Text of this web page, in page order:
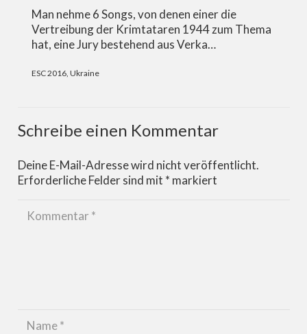
Man nehme 6 Songs, von denen einer die
Vertreibung der Krimtataren 1944 zum Thema
hat, eine Jury bestehend aus Verka…
ESC 2016, Ukraine
Schreibe einen Kommentar
Deine E-Mail-Adresse wird nicht veröffentlicht.
Erforderliche Felder sind mit * markiert